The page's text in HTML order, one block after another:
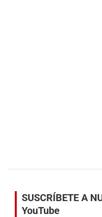
SUSCRÍBETE A
YouTube